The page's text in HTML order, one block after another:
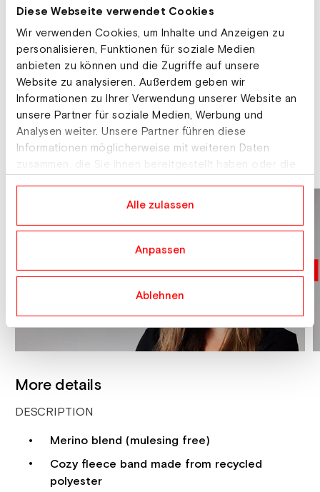
Diese Webseite verwendet Cookies
Wir verwenden Cookies, um Inhalte und Anzeigen zu
personalisieren, Funktionen für soziale Medien
anbieten zu können und die Zugriffe auf unsere
Website zu analysieren. Außerdem geben wir
Informationen zu Ihrer Verwendung unserer Website an
unsere Partner für soziale Medien, Werbung und
Analysen weiter. Unsere Partner führen diese
Informationen möglicherweise mit weiteren Daten
zusammen, die Sie ihnen bereitgestellt haben oder die
Alle zulassen
Anpassen
Ablehnen
temperatures. The official Ski Austria team
logo gives the hat a further visual highlight.
Product facts
Fit
Regular Fit
More details
DESCRIPTION
Merino blend (mulesing free)
Cozy fleece band made from recycled
polyester